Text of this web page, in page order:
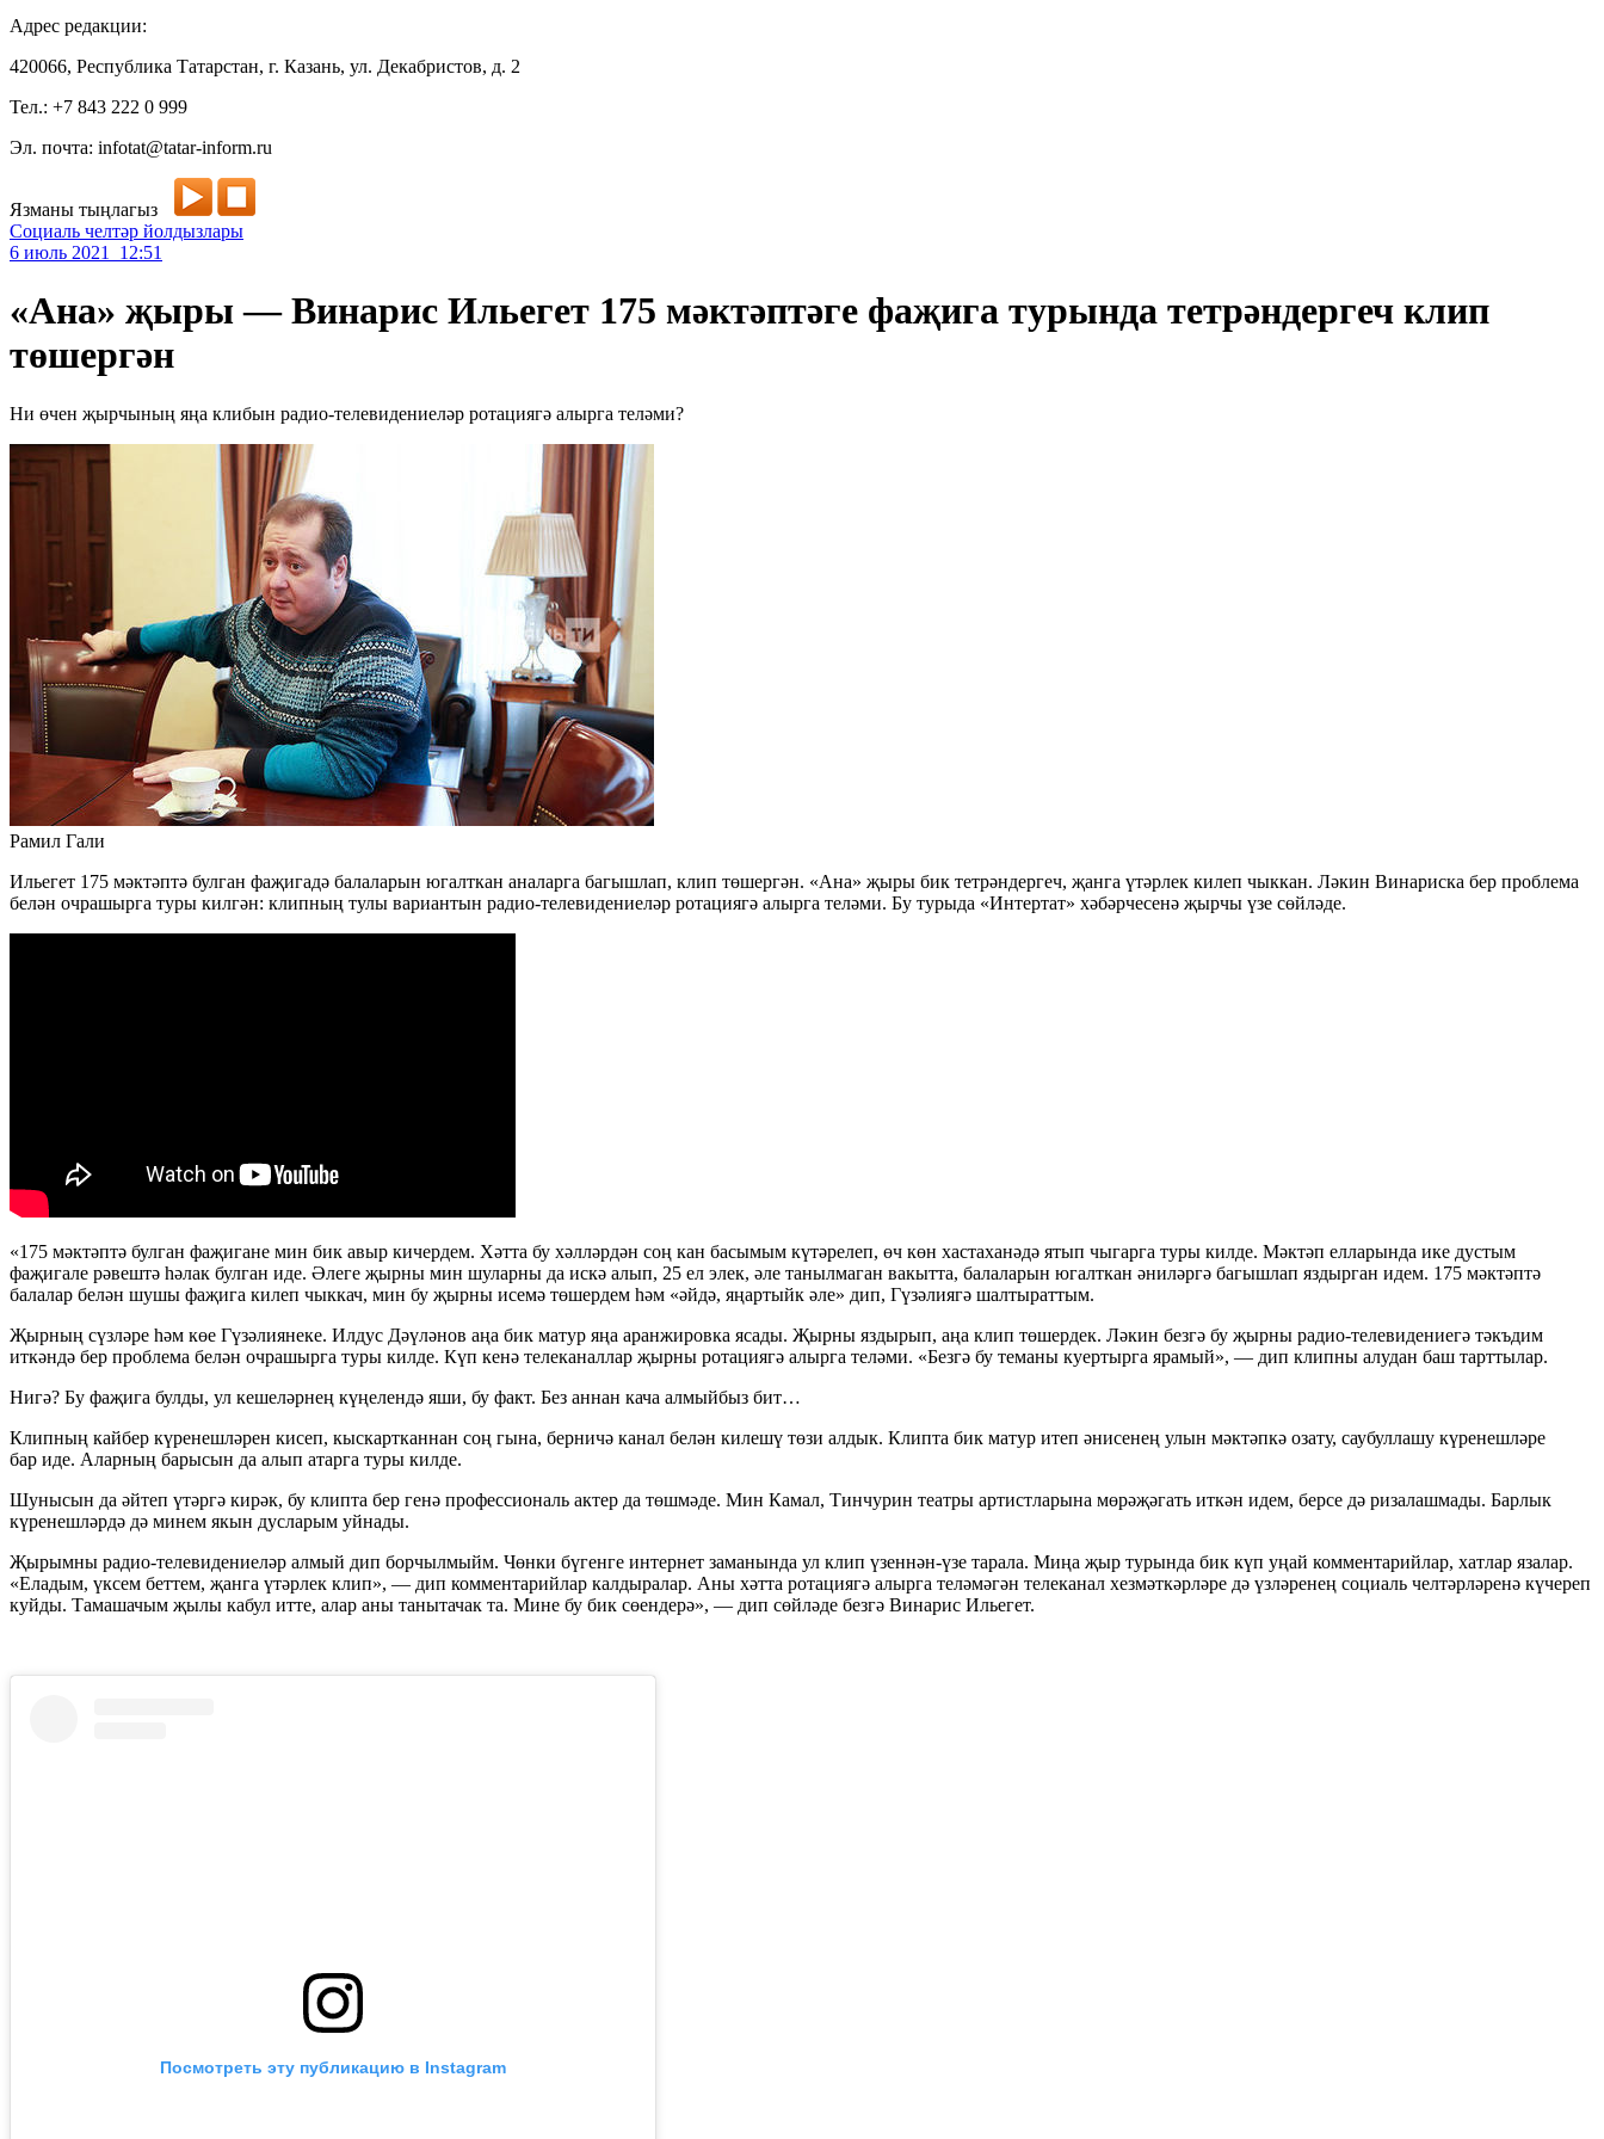
Адрес редакции:
420066, Республика Татарстан, г. Казань, ул. Декабристов, д. 2
Тел.: +7 843 222 0 999
Эл. почта: infotat@tatar-inform.ru
Язманы тыңлагыз
Социаль челтәр йолдызлары
6 июль 2021 12:51
«Ана» җыры — Винарис Ильегет 175 мәктәптәге фаҗига турында тетрәндергеч клип
төшергән
Ни өчен җырчының яңа клибын радио-телевидениеләр ротациягә алырга теләми?
Рамил Гали
Ильегет 175 мәктәптә булган фаҗигадә балаларын югалткан аналарга багышлап, клип төшергән. «Ана» җыры бик тетрәндергеч, җанга үтәрлек килеп чыккан. Ләкин Винариска бер проблема
белән очрашырга туры килгән: клипның тулы вариантын радио-телевидениеләр ротациягә алырга теләми. Бу турыда «Интертат» хәбәрчесенә җырчы үзе сөйләде.
«175 мәктәптә булган фаҗигане мин бик авыр кичердем. Хәтта бу хәлләрдән соң кан басымым күтәрелеп, өч көн хастаханәдә ятып чыгарга туры килде. Мәктәп елларында ике дустым
фаҗигале рәвештә һәлак булган иде. Әлеге җырны мин шуларны да искә алып, 25 ел элек, әле танылмаган вакытта, балаларын югалткан әниләргә багышлап яздырган идем. 175 мәктәптә
балалар белән шушы фаҗига килеп чыккач, мин бу җырны исемә төшердем һәм «әйдә, яңартыйк әле» дип, Гүзәлиягә шалтыраттым.
Җырның сүзләре һәм көе Гүзәлиянеке. Илдус Дәүләнов аңа бик матур яңа аранжировка ясады. Җырны яздырып, аңа клип төшердек. Ләкин безгә бу җырны радио-телевидениегә тәкъдим
иткәндә бер проблема белән очрашырга туры килде. Күп кенә телеканаллар җырны ротациягә алырга теләми. «Безгә бу теманы куертырга ярамый», — дип клипны алудан баш тарттылар.
Нигә? Бу фаҗига булды, ул кешеләрнең күңелендә яши, бу факт. Без аннан кача алмыйбыз бит…
Клипның кайбер күренешләрен кисеп, кыскартканнан соң гына, берничә канал белән килешү төзи алдык. Клипта бик матур итеп әнисенең улын мәктәпкә озату, саубуллашу күренешләре
бар иде. Аларның барысын да алып атарга туры килде.
Шунысын да әйтеп үтәргә кирәк, бу клипта бер генә профессиональ актер да төшмәде. Мин Камал, Тинчурин театры артистларына мөрәҗәгать иткән идем, берсе дә ризалашмады. Барлык
күренешләрдә дә минем якын дусларым уйнады.
Җырымны радио-телевидениеләр алмый дип борчылмыйм. Чөнки бүгенге интернет заманында ул клип үзеннән-үзе тарала. Миңа җыр турында бик күп уңай комментарийлар, хатлар язалар.
«Еладым, үксем беттем, җанга үтәрлек клип», — дип комментарийлар калдыралар. Аны хәтта ротациягә алырга теләмәгән телеканал хезмәткәрләре дә үзләренең социаль челтәрләренә күчереп
куйды. Тамашачым җылы кабул итте, алар аны танытачак та. Мине бу бик сөендерә», — дип сөйләде безгә Винарис Ильегет.
Посмотреть эту публикацию в Instagram